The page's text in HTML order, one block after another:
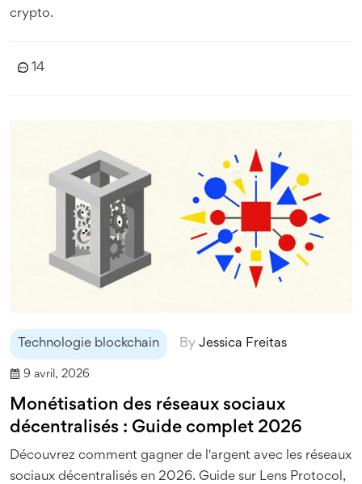
crypto.
14
Technologie blockchain By Jessica Freitas
9 avril, 2026
Monétisation des réseaux sociaux
décentralisés : Guide complet 2026
Découvrez comment gagner de l'argent avec les réseaux
sociaux décentralisés en 2026. Guide sur Lens Protocol,